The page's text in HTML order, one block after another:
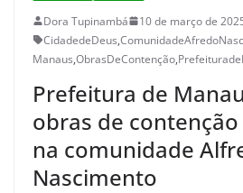
Dora Tupinambá 10 de março de
CidadedeDeus,
Manaus,ObrasDeContenção,
Prefeitura de
obras de
na comunidade
Nascimento